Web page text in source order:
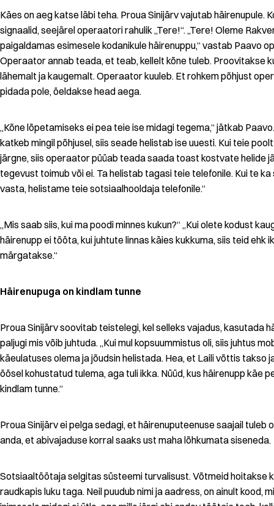
Käes on aeg katse läbi teha. Proua Sinijärv vajutab häirenupule.
signaalid, seejärel operaatori rahulik „Tere!“. „Tere! Oleme
paigaldamas esimesele kodanikule häirenuppu,“ vastab Paavo
Operaator annab teada, et teab, kellelt kõne tuleb. Proovitakse
lähemalt ja kaugemalt. Operaator kuuleb. Et rohkem põhjust
pidada pole, öeldakse head aega.
„Kõne lõpetamiseks ei pea teie ise midagi tegema,“ jätkab
katkeb mingil põhjusel, siis seade helistab ise uuesti. Kui teie
järgne, siis operaator püüab teada saada toast kostvate helide
tegevust toimub või ei. Ta helistab tagasi teie telefonile. Kui te ka
vasta, helistame teie sotsiaalhooldaja telefonile.“
„Mis saab siis, kui ma poodi minnes kukun?“ „Kui olete kodust
häirenupp ei tööta, kui juhtute linnas käies kukkuma, siis teid ehk
märgatakse.“
Häirenupuga on kindlam tunne
Proua Sinijärv soovitab teistelegi, kel selleks vajadus, kasutada
paljugi mis võib juhtuda. „Kui mul kopsuummistus oli, siis juhtus
käeulatuses olema ja jõudsin helistada. Hea, et Laili võttis takso
öösel kohustatud tulema, aga tuli ikka. Nüüd, kus häirenupp käe
kindlam tunne.“
Proua Sinijärv ei pelga sedagi, et häirenuputeenuse saajail tuleb
anda, et abivajaduse korral saaks ust maha lõhkumata siseneda.
Sotsiaaltöötaja selgitas süsteemi turvalisust. Võtmeid hoitakse
raudkapis luku taga. Neil puudub nimi ja aadress, on ainult kood,